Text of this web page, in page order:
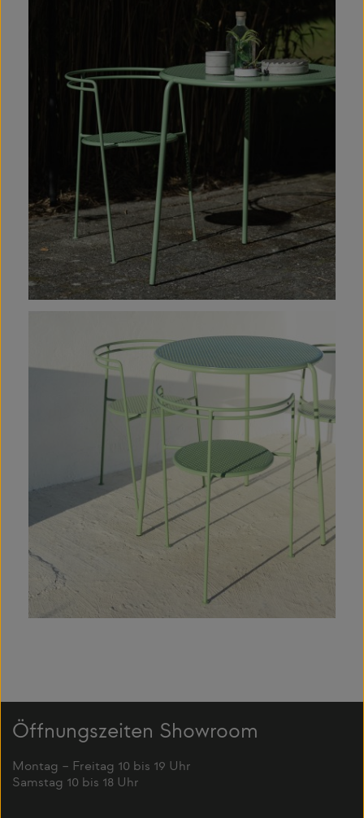
Öffnungszeiten Showroom
Montag – Freitag 10 bis 19 Uhr
Samstag 10 bis 18 Uhr